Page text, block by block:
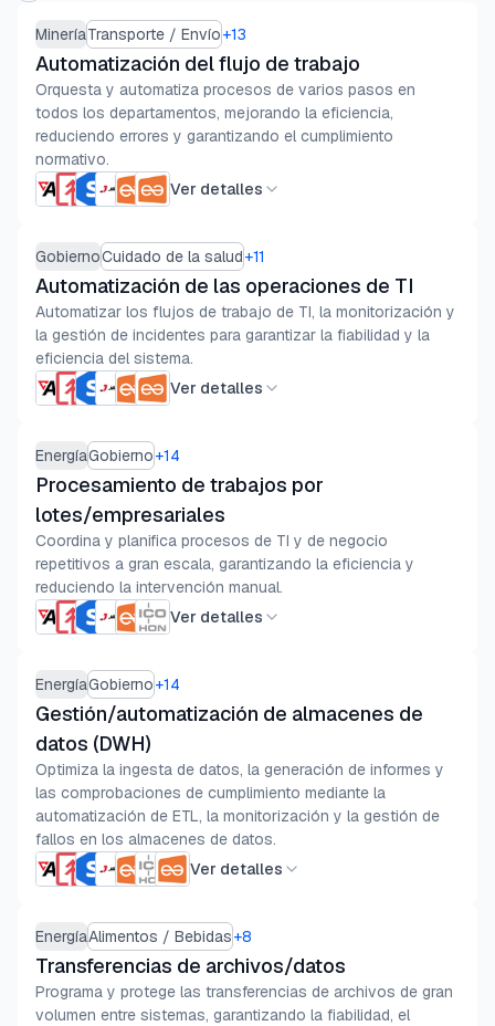
MineríaTransporte / Envío+13
Automatización del flujo de trabajo
Orquesta y automatiza procesos de varios pasos en
todos los departamentos, mejorando la eficiencia,
reduciendo errores y garantizando el cumplimiento
normativo.
Ver detalles
GobiernoCuidado de la salud+11
Automatización de las operaciones de TI
Automatizar los flujos de trabajo de TI, la monitorización y
la gestión de incidentes para garantizar la fiabilidad y la
eficiencia del sistema.
Ver detalles
EnergíaGobierno+14
Procesamiento de trabajos por
lotes/empresariales
Coordina y planifica procesos de TI y de negocio
repetitivos a gran escala, garantizando la eficiencia y
reduciendo la intervención manual.
Ver detalles
EnergíaGobierno+14
Gestión/automatización de almacenes de
datos (DWH)
Optimiza la ingesta de datos, la generación de informes y
las comprobaciones de cumplimiento mediante la
automatización de ETL, la monitorización y la gestión de
fallos en los almacenes de datos.
Ver detalles
EnergíaAlimentos / Bebidas+8
Transferencias de archivos/datos
Programa y protege las transferencias de archivos de gran
volumen entre sistemas, garantizando la fiabilidad, el